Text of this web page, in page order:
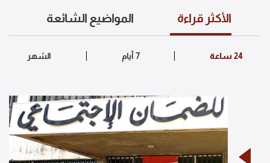
الأكثر قراءة المواضيع الشائعة